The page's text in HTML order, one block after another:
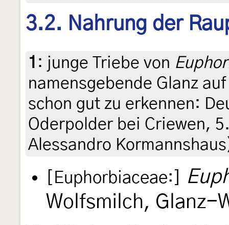
3.2. Nahrung der
1 : junge Triebe von
namensgebende Glanz
schon gut zu erkennen:
Oderpolder bei Criewen,
Alessandro
[Euphorbiaceae:]
Wolfsmilch, Glanz-